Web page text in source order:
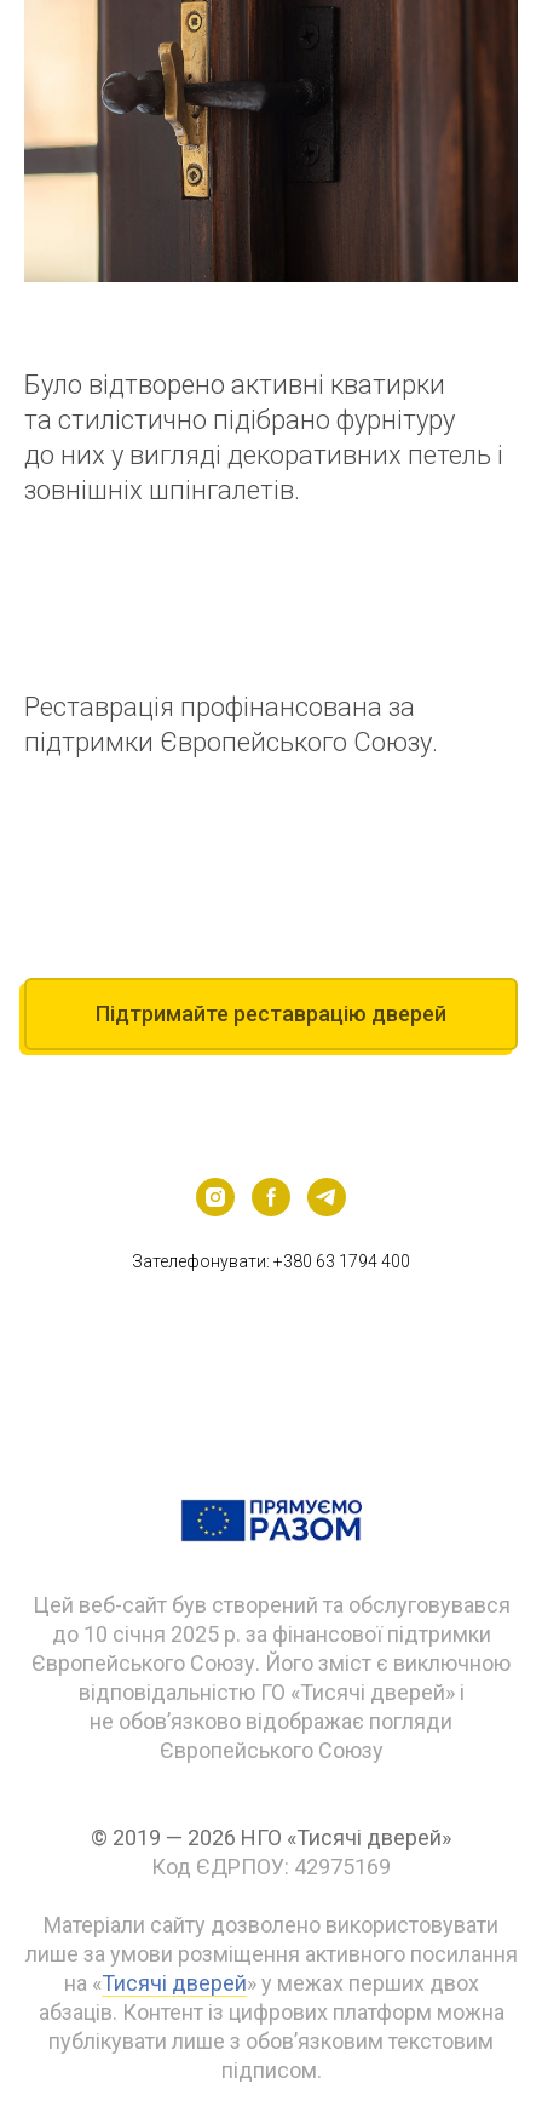
Було відтворено активні кватирки
та стилістично підібрано фурнітуру
до них у вигляді декоративних петель і
зовнішніх шпінгалетів.
Реставрація профінансована за
підтримки Європейського Союзу.
Підтримайте реставрацію дверей
Зателефонувати: +380 63 1794 400
Цей веб-сайт був створений та обслуговувався
до 10 січня 2025 р. за фінансової підтримки
Європейського Союзу. Його зміст є виключною
відповідальністю ГО «Тисячі дверей» і
не обов’язково відображає погляди
Європейського Союзу
© 2019 — 2026 НГО «Тисячі дверей»
Код ЄДРПОУ: 42975169
Матеріали сайту дозволено використовувати
лише за умови розміщення активного посилання
на «Тисячі дверей» у межах перших двох
абзаців. Контент із цифрових платформ можна
публікувати лише з обов’язковим текстовим
підписом.